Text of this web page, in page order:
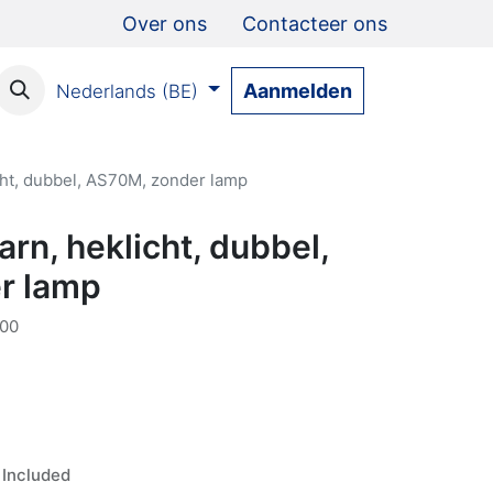
Over ons Contacteer ons
Nederlands (BE) Aanmelden
dubbel, AS70M, zonder lamp
heklicht, dubbel,
lamp
Included